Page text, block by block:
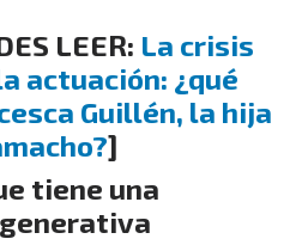
LEER: La crisis
actuación: ¿qué
Guillén, la hija
]
tiene una